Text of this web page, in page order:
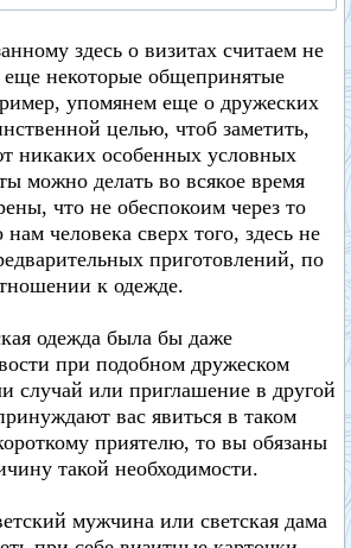
здесь о визитах считаем не
некоторые общепринятые
упомянем еще о дружеских
целью, чтоб заметить,
никаких особенных условных
можно делать во всякое время
что не обеспокоим через то
нам человека сверх того, здесь не
приготовлений, по
к одежде.
одежда была бы даже
при подобном дружеском
случай или приглашение в другой
вас явиться в таком
приятелю, то вы обязаны
такой необходимости.
мужчина или светская дама